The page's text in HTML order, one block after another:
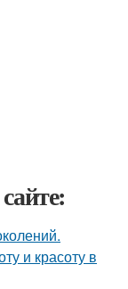
и красоту в